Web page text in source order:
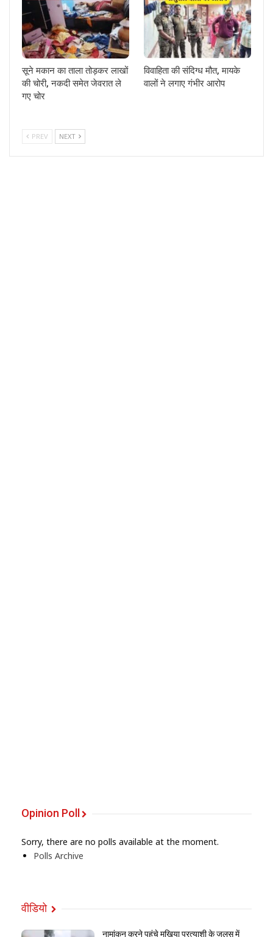
सूने मकान का ताला तोड़कर लाखों
की चोरी, नकदी समेत जेवरात ले
गए चोर
विवाहिता की संदिग्ध मौत, मायके
वालों ने लगाए गंभीर आरोप
PREV NEXT
Opinion Poll
Sorry, there are no polls available at the moment.
Polls Archive
वीडियो
नामांकन करने पहुंचे मुखिया प्रत्याशी के जुलूस में